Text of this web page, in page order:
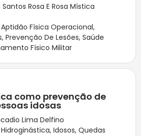
Rosa E Rosa Mística
Aptidão Física Operacional,
, Prevenção De Lesões, Saúde
Físico Militar
como prevenção de
idosas
Lima Delfino
Hidroginástica, Idosos, Quedas